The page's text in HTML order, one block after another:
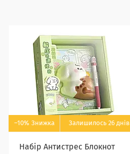
–10% Залишилось 26 днів
Набір Антистрес Блокнот